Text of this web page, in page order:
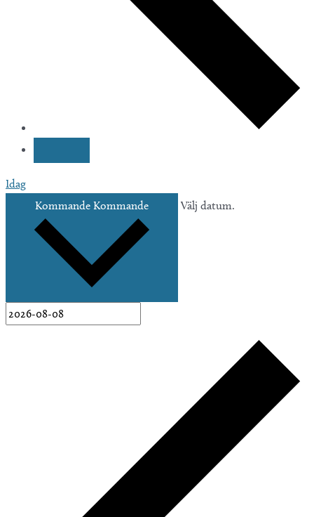
Idag
Kommande Kommande Välj datum.